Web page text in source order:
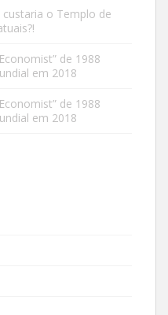
custaria o Templo de
de 1988
em 2018
de 1988
em 2018